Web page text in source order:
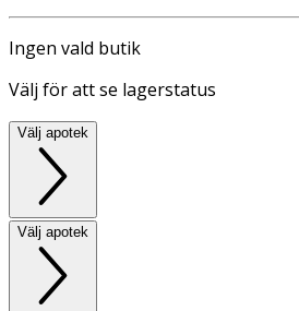
Ingen vald butik
Välj för att se lagerstatus
Välj apotek
Välj apotek